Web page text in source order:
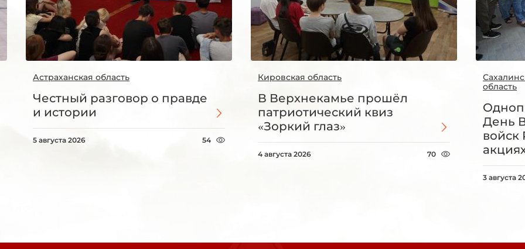
Астраханская область
Честный разговор о правде
и истории
5 августа 2026 54
Кировская область
В Верхнекамье прошёл
патриотический квиз
«Зоркий глаз»
4 августа 2026 70
область
День
войск
3 августа